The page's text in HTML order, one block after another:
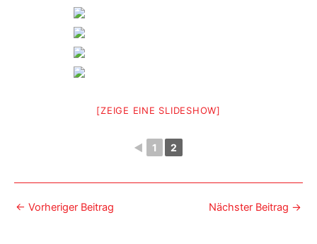
[ZEIGE EINE SLIDESHOW]
◄ 1 2
← Vorheriger Beitrag Nächster Beitrag →